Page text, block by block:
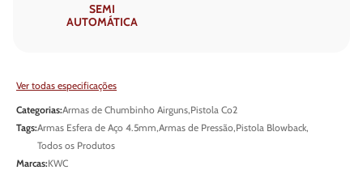
SEMI
AUTOMÁTICA
Ver todas especificações
Categorias:Armas de Chumbinho Airguns,Pistola Co2
Tags:Armas Esfera de Aço 4.5mm,Armas de Pressão,Pistola Blowback,
Todos os Produtos
Marcas:KWC